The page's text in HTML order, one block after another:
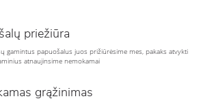
priežiūra
gamintus papuošalus juos prižiūrėsime mes, pakaks atvykti
atnaujinsime nemokamai
grąžinimas